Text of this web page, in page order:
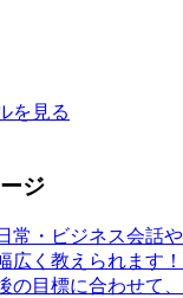
を見る
ジ
常・ビジネス会話
広く教えられます！
の目標に合わせて